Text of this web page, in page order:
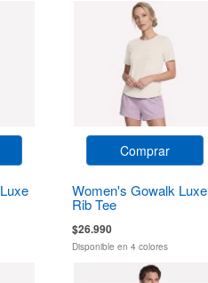
Comprar
Women's Gowalk Luxe
Rib Tee
$26.990
Disponible en 4 colores